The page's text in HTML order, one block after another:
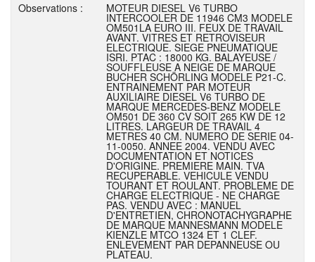
Observations :
MOTEUR DIESEL V6 TURBO
INTERCOOLER DE 11946 CM3 MODELE
OM501LA EURO III. FEUX DE TRAVAIL
AVANT. VITRES ET RETROVISEUR
ELECTRIQUE. SIEGE PNEUMATIQUE
ISRI. PTAC : 18000 KG. BALAYEUSE /
SOUFFLEUSE A NEIGE DE MARQUE
BUCHER SCHÖRLING MODELE P21-C.
ENTRAINEMENT PAR MOTEUR
AUXILIAIRE DIESEL V6 TURBO DE
MARQUE MERCEDES-BENZ MODELE
OM501 DE 360 CV SOIT 265 KW DE 12
LITRES. LARGEUR DE TRAVAIL 4
METRES 40 CM. NUMERO DE SERIE 04-
11-0050. ANNEE 2004. VENDU AVEC
DOCUMENTATION ET NOTICES
D'ORIGINE. PREMIERE MAIN. TVA
RECUPERABLE. VEHICULE VENDU
TOURANT ET ROULANT. PROBLEME DE
CHARGE ELECTRIQUE - NE CHARGE
PAS. VENDU AVEC : MANUEL
D'ENTRETIEN, CHRONOTACHYGRAPHE
DE MARQUE MANNESMANN MODELE
KIENZLE MTCO 1324 ET 1 CLEF.
ENLEVEMENT PAR DEPANNEUSE OU
PLATEAU.